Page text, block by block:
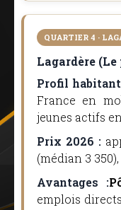
QUARTIER 4 ·
Lagardère
Profil
France en
jeunes actifs
Prix 2026 :
(médian 3
Avantages :
emplois